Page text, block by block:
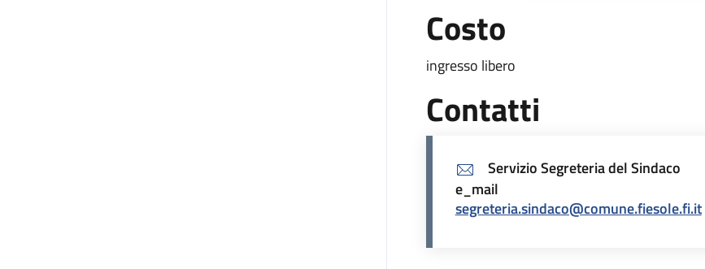
Costo
ingresso libero
Contatti
Servizio Segreteria del Sindaco
e_mail
segreteria.sindaco@comune.fiesole.fi.it